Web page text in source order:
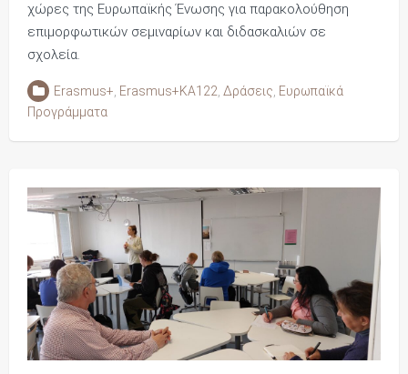
χώρες της Ευρωπαϊκής Ένωσης για παρακολούθηση
επιμορφωτικών σεμιναρίων και διδασκαλιών σε
σχολεία.
Erasmus+ Erasmus+KA122 Δράσεις Ευρωπαϊκά
Προγράμματα